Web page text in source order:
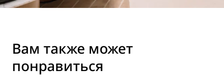
Вам также может
понравиться